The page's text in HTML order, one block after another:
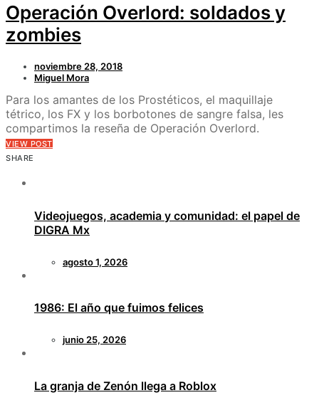
Operación Overlord: soldados y
zombies
noviembre 28, 2018
Miguel Mora
Para los amantes de los Prostéticos, el maquillaje
tétrico, los FX y los borbotones de sangre falsa, les
compartimos la reseña de Operación Overlord.
VIEW POST
SHARE
Videojuegos, academia y comunidad: el papel de
DIGRA Mx
agosto 1, 2026
1986: El año que fuimos felices
junio 25, 2026
La granja de Zenón llega a Roblox